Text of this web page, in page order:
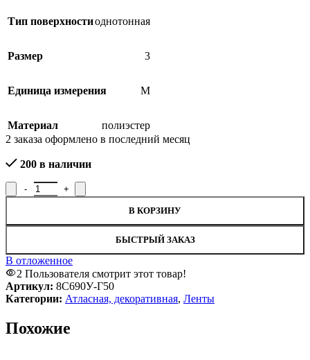
Тип поверхностиоднотонная
Размер 3
Единица измерения М
Материал
полиэстер
2 заказа оформлено в последний месяц
200 в наличии
Количество товара Лента атласная 8С690У-Г50, ширина 0,3 см
В КОРЗИНУ
БЫСТРЫЙ ЗАКАЗ
В отложенное
2 Пользователя смотрит этот товар!
Артикул: 8С690У-Г50
Категории: Атласная, декоративная, Ленты
Похожие